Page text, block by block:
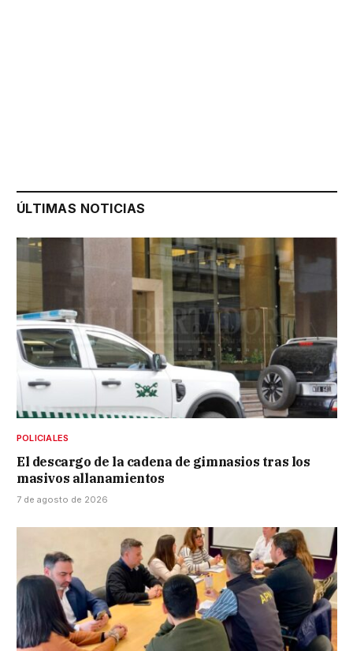
ÚLTIMAS NOTICIAS
POLICIALES
El descargo de la cadena de gimnasios tras los
masivos allanamientos
7 de agosto de 2026